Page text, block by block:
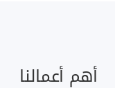
أهم أعمالنا